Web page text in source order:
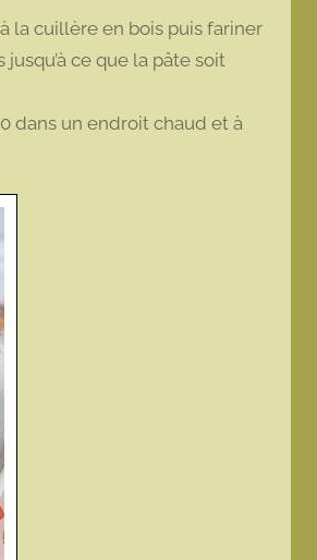
la cuillère en bois puis fariner
ce que la pâte soit
dans un endroit chaud et à